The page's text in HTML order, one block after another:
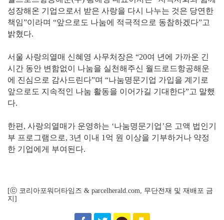
성장해온 기업으로서 받은 사랑을 다시 나누는 것은 당연한
책임”이라며 “앞으로도 나눔에 적극적으로 동참하겠다”고
밝혔다.
서울 사랑의열매 신혜영 사무처장은 “20여 년에 가까운 긴
시간 동안 변함없이 나눔을 실천해주신 월드로드항공해운
에 진심으로 감사드린다”며 “나눔명문기업 가입을 계기로
앞으로도 지속적인 나눔 활동을 이어가길 기대한다”고 말했
다.
한편, 사랑의열매가 운영하는 ‘나눔명문기업’은 고액 법인기
부 프로그램으로, 3년 이내 1억 원 이상을 기부하거나 약정
한 기업에게 부여된다.
[ⓒ 코리아포워더타임즈 & parcelherald.com, 무단전재 및 재배포 금
지]